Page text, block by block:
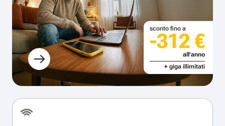
sconto fino a
-312 €
all'anno
+ giga illimitati